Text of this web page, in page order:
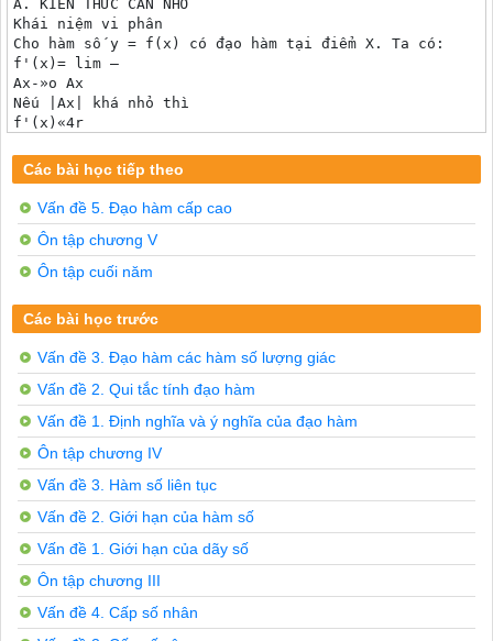
A. KIẾN THỨC CẦN NHỚ
Khái niệm vi phân
Cho hàm số y = f(x) có đạo hàm tại điểm X. Ta có:
f'(x)= lim —
Ax-»o Ax
Nếu |Ax| khá nhỏ thì
f'(x)«4r
hay Ay « f'(x).Ax	(1)
Tích f(x).Ax, kí hiệu df(x), đứợc gọi là vi phân của
CHÚ Ý
Áp dụng định nghĩa vi phân vào trường hợp f(x) = X,
Vậy ta có thề viết vi phân của hàm số y = f(x) dưới
ứng dụng vi phân vào phép tính gần đúng
Nếu |Ax| khá nhỏ và nếu xét tại điểm x0 thì từ (1)
tức là f(x0 + Ax) - f(xo) = f(x0)Ax
hay f(x0 + Ax) - f(xo) + f(xo)Ax	(2)
B. BÀI TẬP
Bài 1
[ Áp dụng công thực (2), hãy tính gần dũng giá trị
Giai
Xét hàm sô' f(x) - sinx (x được tính bằng radian),
71 in	,	71
Đăt xo - ~~ 77 - 30 và Ax = ——
•	6^6 J	360
Ap dụng công thức (2), ta được
71
360
f 7 + 77- * f n +f’ T -777 <6	360j	<6j W 3e
1-IAV sin 30°30' « sin — + COS — y 6 < 6
a/Õ
Vậy sin30°30'«-7 +
Các bài học tiếp theo
Vấn đề 5. Đạo hàm cấp cao
Ôn tập chương V
Ôn tập cuối năm
Các bài học trước
Vấn đề 3. Đạo hàm các hàm số lượng giác
Vấn đề 2. Qui tắc tính đạo hàm
Vấn đề 1. Định nghĩa và ý nghĩa của đạo hàm
Ôn tập chương IV
Vấn đề 3. Hàm số liên tục
Vấn đề 2. Giới hạn của hàm số
Vấn đề 1. Giới hạn của dãy số
Ôn tập chương III
Vấn đề 4. Cấp số nhân